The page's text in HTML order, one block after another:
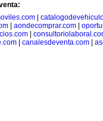
aondecomprar.com
|
| canalesdeventa.com|